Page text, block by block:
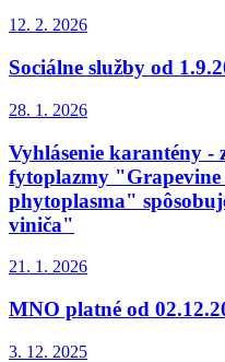
12. 2. 2026
Sociálne služby od
28. 1. 2026
Vyhlásenie karantény -
fytoplazmy "Grapevine
phytoplasma"
viniča"
21. 1. 2026
MNO platné od
3. 12. 2025